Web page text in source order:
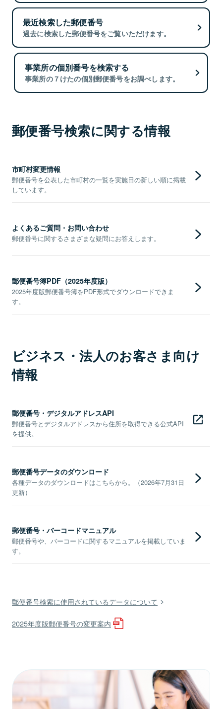
最近検索した郵便番号
過去に検索した郵便番号をご覧いただけます。
事業所の個別番号を検索する
事業所の７けたの個別郵便番号をお調べします。
郵便番号検索に関する情報
市町村変更情報
郵便番号を公表した市町村の一覧を実施日の新しい順に掲載
しています。
よくあるご質問・お問い合わせ
郵便番号に関するさまざまな疑問にお答えします。
郵便番号簿PDF（2025年度版）
2025年度版郵便番号簿をPDF形式でダウンロードできま
す。
ビジネス・法人のお客さま向け
情報
郵便番号・デジタルアドレスAPI
郵便番号とデジタルアドレスから住所を取得できる公式API
を提供。
郵便番号データのダウンロード
各種データのダウンロードはこちらから。（2026年7月31日
更新）
郵便番号・バーコードマニュアル
郵便番号や、バーコードに関するマニュアルを掲載していま
す。
郵便番号検索に使用されているデータについて
2025年度版郵便番号の変更案内